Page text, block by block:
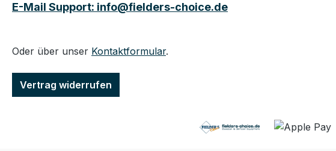
E-Mail Support: info@fielders-choice.de
Oder über unser Kontaktformular.
Vertrag widerrufen